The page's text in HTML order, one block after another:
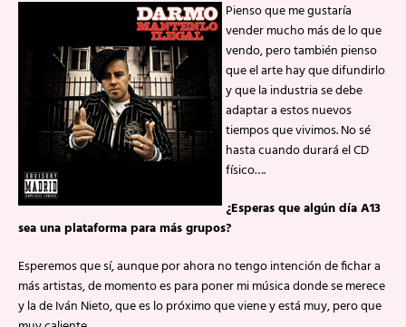
Pienso que me gustaría
vender mucho más de lo que
vendo, pero también pienso
que el arte hay que difundirlo
y que la industria se debe
adaptar a estos nuevos
tiempos que vivimos. No sé
hasta cuando durará el CD
físico….
¿Esperas que algún día A13
sea una plataforma para más grupos?
Esperemos que sí, aunque por ahora no tengo intención de fichar a
más artistas, de momento es para poner mi música donde se merece
y la de Iván Nieto, que es lo próximo que viene y está muy, pero que